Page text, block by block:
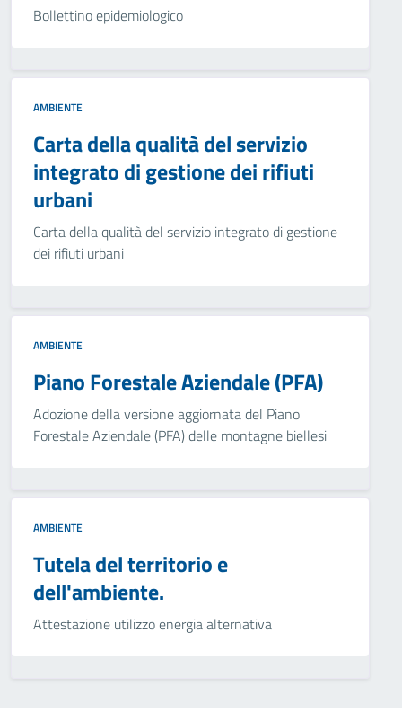
Bollettino epidemiologico
AMBIENTE
Carta della qualità del servizio
integrato di gestione dei rifiuti
urbani
Carta della qualità del servizio integrato di gestione
dei rifiuti urbani
AMBIENTE
Piano Forestale Aziendale (PFA)
Adozione della versione aggiornata del Piano
Forestale Aziendale (PFA) delle montagne biellesi
AMBIENTE
Tutela del territorio e
dell'ambiente.
Attestazione utilizzo energia alternativa